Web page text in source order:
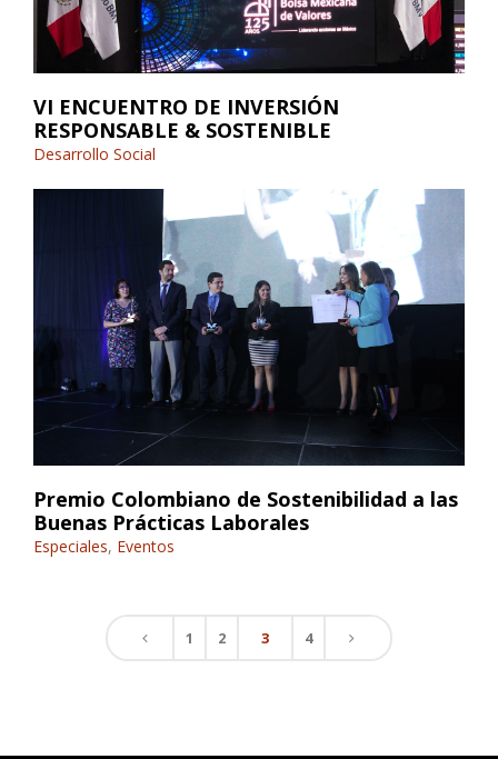
VI ENCUENTRO DE INVERSIÓN
RESPONSABLE & SOSTENIBLE
Desarrollo Social
Premio Colombiano de Sostenibilidad a las
Buenas Prácticas Laborales
Especiales, Eventos
1 2 3 4